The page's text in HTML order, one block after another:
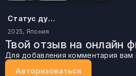
Статус дурака
2025, Япония
Твой отзыв на онлайн
Для добавления комментария
Авторизоваться